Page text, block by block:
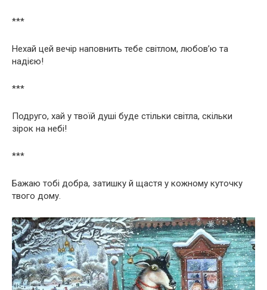
***
Нехай цей вечір наповнить тебе світлом, любов’ю та
надією!
***
Подруго, хай у твоїй душі буде стільки світла, скільки
зірок на небі!
***
Бажаю тобі добра, затишку й щастя у кожному куточку
твого дому.